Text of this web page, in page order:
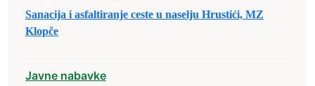
Sanacija i asfaltiranje ceste u naselju Hrustići, MZ
Klopče
Javne nabavke